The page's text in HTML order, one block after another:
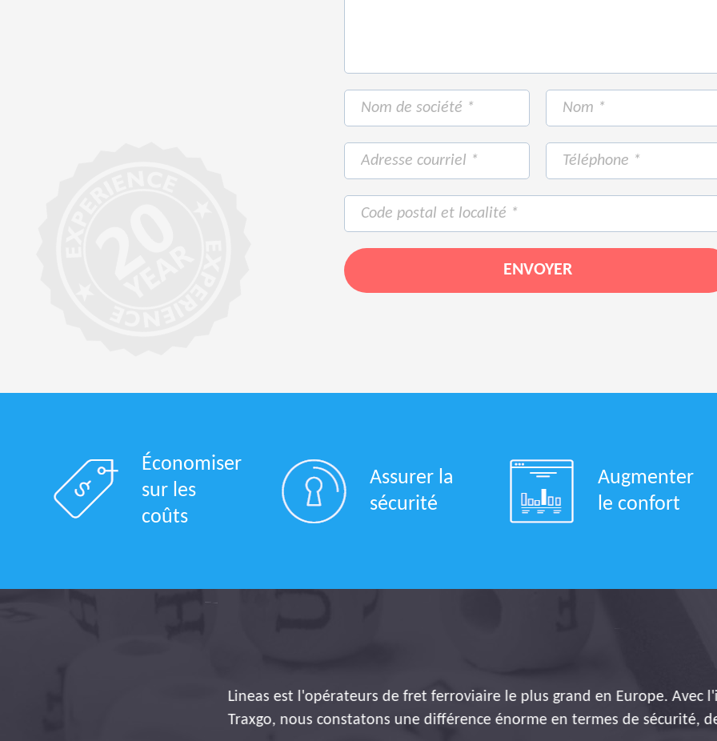
Économiser
sur les
coûts
Assurer la
sécurité
Augmenter
le confort
Lineas est l'opérateurs de fret ferroviaire le plus grand en Europe. Avec
Traxgo, nous constatons une différence énorme en termes de sécurité,